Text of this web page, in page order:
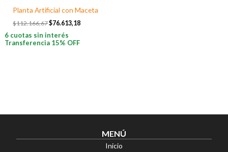
Planta Artificial con Maceta
$112.166,67$76.613,18
6 cuotas sin interés
Transferencia 15% OFF
MENÚ
Inicio